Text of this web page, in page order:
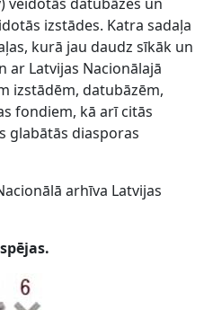
izstādes. Katra sadaļa
kurā jau daudz sīkāk un
ar Latvijas Nacionālajā
izstādēm, datubāzēm,
fondiem, kā arī citās
glabātās diasporas
arhīva Latvijas